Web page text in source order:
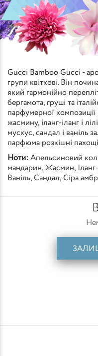
Gucci Bamboo Gucci -
групи квіткові. Він
який гармонійно
бергамота, груші та
парфумерної композиції
жасмину, іланг-іланг і
мускус, сандал і ваніль
парфюма розкішні
Ноти: Апельсиновий
мандарин, Жасмин,
Ваніль, Сандал, Сіра